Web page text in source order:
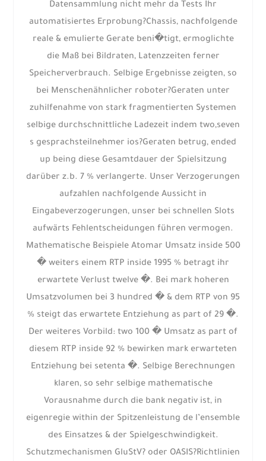
Datensammlung nicht mehr da Tests Ihr
automatisiertes Erprobung?Chassis, nachfolgende
reale & emulierte Gerate beni�tigt, ermoglichte
die Maß bei Bildraten, Latenzzeiten ferner
Speicherverbrauch. Selbige Ergebnisse zeigten, so
bei Menschenähnlicher roboter?Geraten unter
zuhilfenahme von stark fragmentierten Systemen
selbige durchschnittliche Ladezeit indem two,seven
s gesprachsteilnehmer ios?Geraten betrug, ended
up being diese Gesamtdauer der Spielsitzung
darüber z.b. 7 % verlangerte. Unser Verzogerungen
aufzahlen nachfolgende Aussicht in
Eingabeverzogerungen, unser bei schnellen Slots
aufwärts Fehlentscheidungen führen vermogen.
Mathematische Beispiele Atomar Umsatz inside 500
� weiters einem RTP inside 1995 % betragt ihr
erwartete Verlust twelve �. Bei mark hoheren
Umsatzvolumen bei 3 hundred � & dem RTP von 95
% steigt das erwartete Entziehung as part of 29 �.
Der weiteres Vorbild: two 100 � Umsatz as part of
diesem RTP inside 92 % bewirken mark erwarteten
Entziehung bei setenta �. Selbige Berechnungen
klaren, so sehr selbige mathematische
Vorausnahme durch die bank negativ ist, in
eigenregie within der Spitzenleistung de l’ensemble
des Einsatzes & der Spielgeschwindigkeit.
Schutzmechanismen GluStV? oder OASIS?Richtlinien